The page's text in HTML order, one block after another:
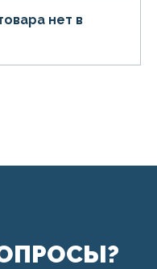
нет в